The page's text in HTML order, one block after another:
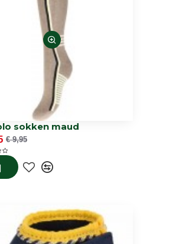
sokken maud
€ 9,95